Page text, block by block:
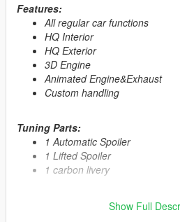
Features:
All regular car functions
HQ Interior
HQ Exterior
3D Engine
Animated Engine&Exhaust
Custom handling
Tuning Parts:
1 Automatic Spoiler
1 Lifted Spoiler
1 carbon livery
Body (via trainer)
Show Full